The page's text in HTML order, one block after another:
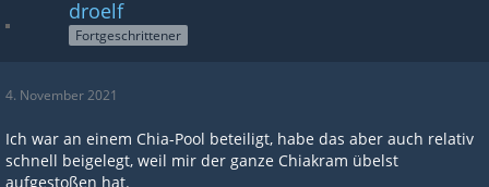
droelf
Fortgeschrittener
4. November 2021
Ich war an einem Chia-Pool beteiligt, habe das aber auch relativ
schnell beigelegt, weil mir der ganze Chiakram übelst
aufgestoßen hat.